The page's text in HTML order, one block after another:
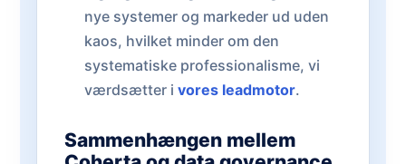
nye systemer og markeder ud uden
kaos, hvilket minder om den
systematiske professionalisme, vi
værdsætter i vores leadmotor.
Sammenhængen mellem